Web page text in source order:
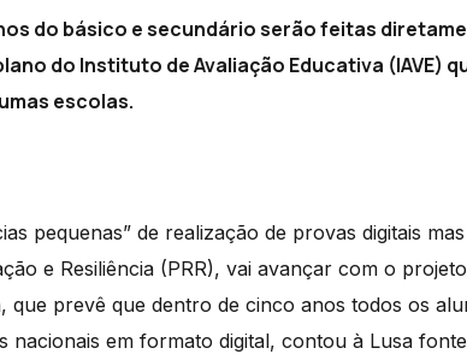
do básico e secundário serão feitas
do Instituto de Avaliação Educativa (IAVE)
escolas.
pequenas” de realização de provas digitais
e Resiliência (PRR), vai avançar com o
que prevê que dentro de cinco anos todos os
nacionais em formato digital, contou à Lusa